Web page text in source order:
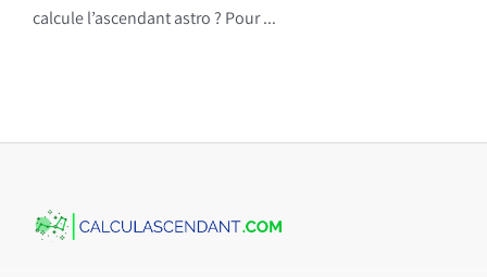
calcule l’ascendant astro ? Pour ...